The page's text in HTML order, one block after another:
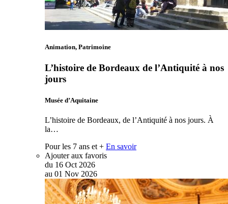
Animation, Patrimoine
L’histoire de Bordeaux de l’Antiquité à nos
jours
Musée d’Aquitaine
L’histoire de Bordeaux, de l’Antiquité à nos jours. À
la…
Pour les 7 ans et + En savoir
Ajouter aux favoris
du 16 Oct 2026
au 01 Nov 2026